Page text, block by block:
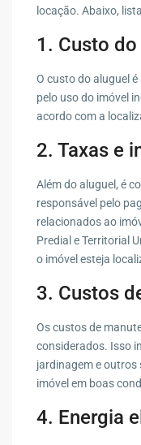
locação. Abaixo,
1. Custo do
O custo do aluguel
pelo uso do imóvel
acordo com a
2. Taxas e
Além do aluguel, é
responsável pelo
relacionados ao
Predial e Territorial
o imóvel esteja
3. Custos
Os custos de
considerados. Isso
jardinagem e outros
imóvel em boas
4. Energia